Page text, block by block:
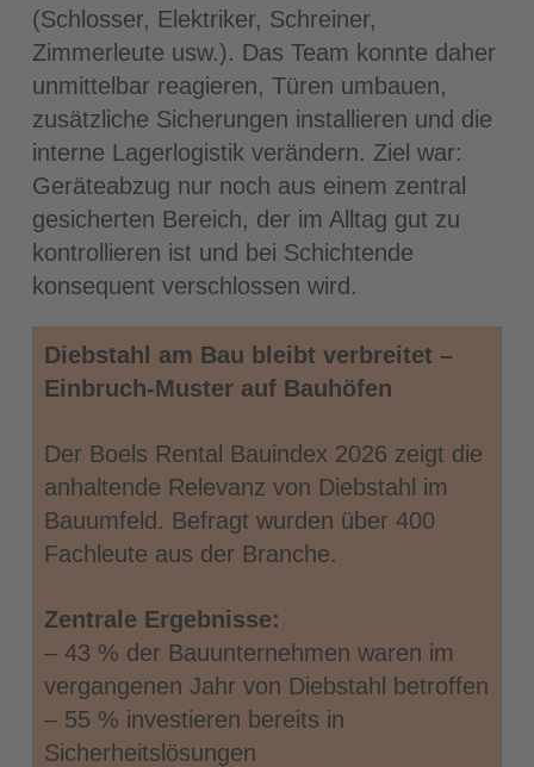
(Schlosser, Elektriker, Schreiner,
Zimmerleute usw.). Das Team konnte daher
unmittelbar reagieren, Türen umbauen,
zusätzliche Sicherungen installieren und die
interne Lagerlogistik verändern. Ziel war:
Geräteabzug nur noch aus einem zentral
gesicherten Bereich, der im Alltag gut zu
kontrollieren ist und bei Schichtende
konsequent verschlossen wird.
Diebstahl am Bau bleibt verbreitet –
Einbruch-Muster auf Bauhöfen
Der Boels Rental Bauindex 2026 zeigt die
anhaltende Relevanz von Diebstahl im
Bauumfeld. Befragt wurden über 400
Fachleute aus der Branche.
Zentrale Ergebnisse:
– 43 % der Bauunternehmen waren im
vergangenen Jahr von Diebstahl betroffen
– 55 % investieren bereits in
Sicherheitslösungen